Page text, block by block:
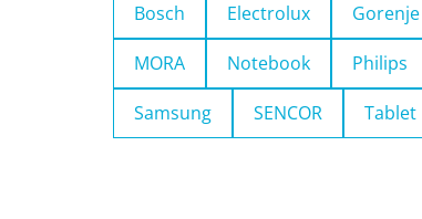
Bosch Electrolux Gorenje
MORA Notebook Philips
Samsung SENCOR Tablet